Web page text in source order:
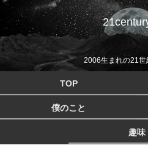
2006生まれの21世
TOP
僕のこと
趣味